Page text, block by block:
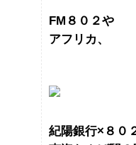
FM８０２や
アフリカ、
紀陽銀行×８０